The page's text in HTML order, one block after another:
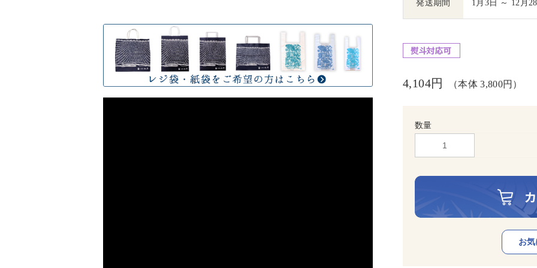
発送期間 1月3日 ～ 12月
4,104円 （本体 3,800円）
数量